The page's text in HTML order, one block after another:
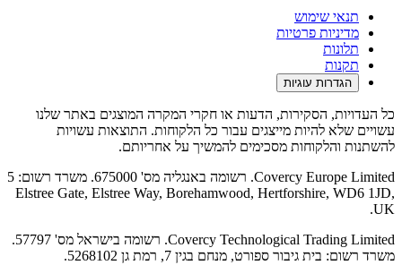
תנאי שימוש
מדיניות פרטיות
תלונות
תקנות
הגדרות עוגיות
כל העדויות, הסקירות, הדעות או חקרי המקרה המוצגים באתר שלנו
עשויים שלא להיות מייצגים עבור כל הלקוחות. התוצאות עשויות
להשתנות והלקוחות מסכימים להמשיך על אחריותם.
Covercy Europe Limited. רשומה באנגליה מס' 675000. משרד רשום: 5
Elstree Gate, Elstree Way, Borehamwood, Hertforshire, WD6 1JD,
UK.
Covercy Technological Trading Limited. רשומה בישראל מס' 57797.
משרד רשום: בית גיבור ספורט, מנחם בגין 7, רמת גן 5268102.